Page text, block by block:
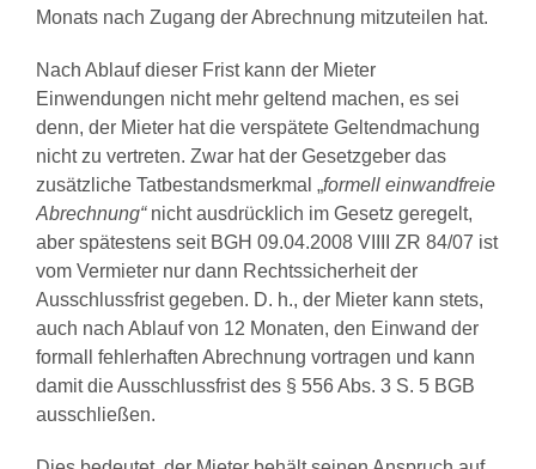
Monats nach Zugang der Abrechnung mitzuteilen hat.
Nach Ablauf dieser Frist kann der Mieter
Einwendungen nicht mehr geltend machen, es sei
denn, der Mieter hat die verspätete Geltendmachung
nicht zu vertreten. Zwar hat der Gesetzgeber das
zusätzliche Tatbestandsmerkmal „formell einwandfreie
Abrechnung“nicht ausdrücklich im Gesetz geregelt,
aber spätestens seit BGH 09.04.2008 VIIII ZR 84/07 ist
vom Vermieter nur dann Rechtssicherheit der
Ausschlussfrist gegeben. D. h., der Mieter kann stets,
auch nach Ablauf von 12 Monaten, den Einwand der
formall fehlerhaften Abrechnung vortragen und kann
damit die Ausschlussfrist des § 556 Abs. 3 S. 5 BGB
ausschließen.